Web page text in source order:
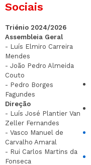
Sociais
Triénio 2024/2026
Assembleia Geral
- Luís Elmiro Carreira
Mendes
- João Pedro Almeida
Couto
- Pedro Borges
Fagundes
Direção
- Luís José Plantier Van
Zeller Fernandes
- Vasco Manuel de
Carvalho Amaral
- Rui Carlos Martins da
Fonseca